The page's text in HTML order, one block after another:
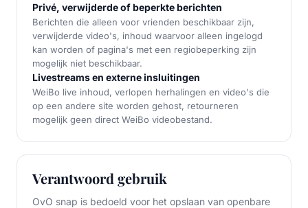
Privé, verwijderde of beperkte berichten
Berichten die alleen voor vrienden beschikbaar zijn,
verwijderde video's, inhoud waarvoor alleen ingelogd
kan worden of pagina's met een regiobeperking zijn
mogelijk niet beschikbaar.
Livestreams en externe insluitingen
WeiBo live inhoud, verlopen herhalingen en video's die
op een andere site worden gehost, retourneren
mogelijk geen direct WeiBo videobestand.
Verantwoord gebruik
OvO snap is bedoeld voor het opslaan van openbare